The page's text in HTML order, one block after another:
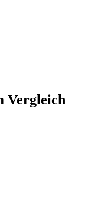
Vergleich